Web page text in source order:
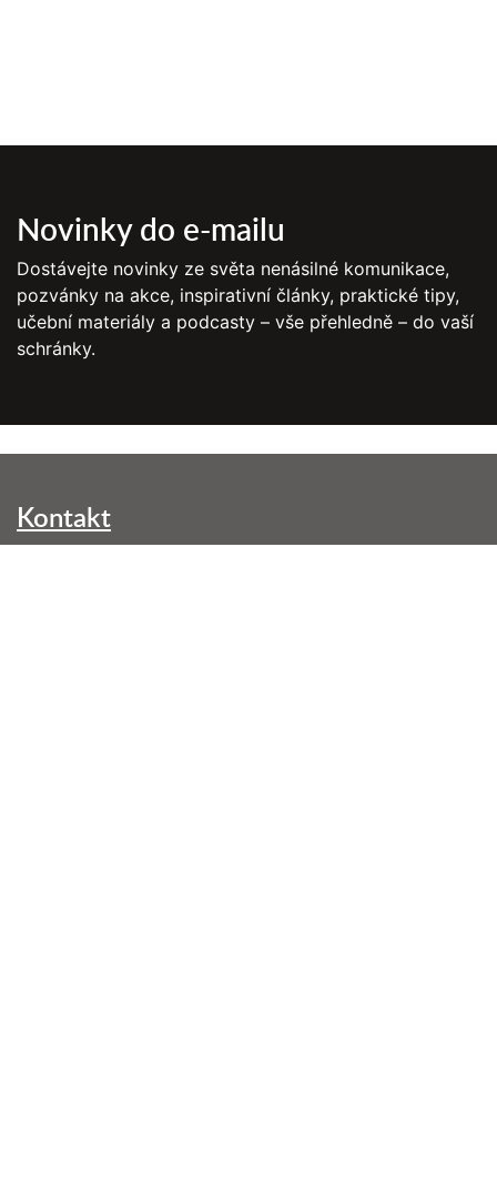
Novinky do e-mailu
Dostávejte novinky ze světa nenásilné komunikace,
pozvánky na akce, inspirativní články, praktické tipy,
učební materiály a podcasty – vše přehledně – do vaší
schránky.
Kontakt
NVC Brno, z. s.